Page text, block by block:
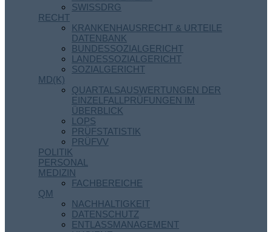
SWISSDRG
RECHT
KRANKENHAUSRECHT & URTEILE
DATENBANK
BUNDESSOZIALGERICHT
LANDESSOZIALGERICHT
SOZIALGERICHT
MD(K)
QUARTALSAUSWERTUNGEN DER
EINZELFALLPRÜFUNGEN IM
ÜBERBLICK
LOPS
PRÜFSTATISTIK
PRÜFVV
POLITIK
PERSONAL
MEDIZIN
FACHBEREICHE
QM
NACHHALTIGKEIT
DATENSCHUTZ
ENTLASSMANAGEMENT